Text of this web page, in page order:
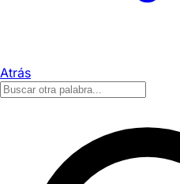
Atrás